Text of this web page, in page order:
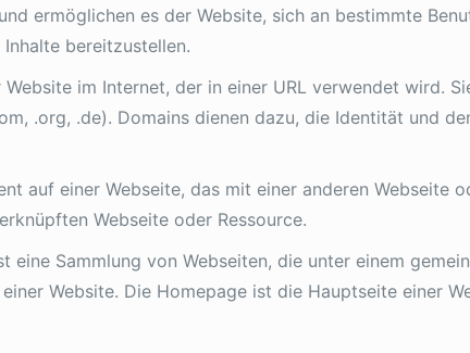
ermöglichen es der Website, sich an bestimmte
bereitzustellen.
im Internet, der in einer URL verwendet wird.
.org, .de). Domains dienen dazu, die Identität und
auf einer Webseite, das mit einer anderen Webseite
Webseite oder Ressource.
eine Sammlung von Webseiten, die unter einem
Website. Die Homepage ist die Hauptseite einer